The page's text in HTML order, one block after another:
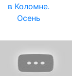
в Коломне.
Осень